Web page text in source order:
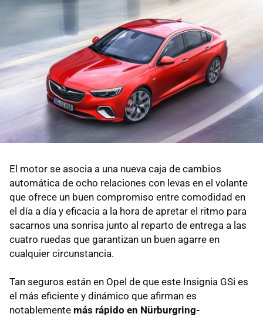
El motor se asocia a una nueva caja de cambios
automática de ocho relaciones con levas en el volante
que ofrece un buen compromiso entre comodidad en
el día a día y eficacia a la hora de apretar el ritmo para
sacarnos una sonrisa junto al reparto de entrega a las
cuatro ruedas que garantizan un buen agarre en
cualquier circunstancia.
Tan seguros están en Opel de que este Insignia GSi es
el más eficiente y dinámico que afirman es
notablemente más rápido en Nürburgring-